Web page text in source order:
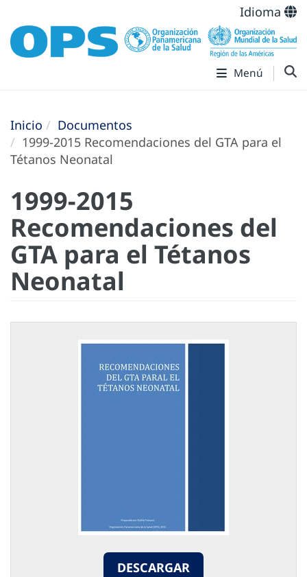
Idioma
Menú
Inicio
Documentos
1999-2015 Recomendaciones del GTA para el
Tétanos Neonatal
1999-2015
Recomendaciones del
GTA para el Tétanos
Neonatal
DESCARGAR